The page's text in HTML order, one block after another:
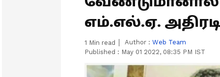
எம்.எல்.ஏ.
1 Min read Author : Web Team
Published : May 01 2022, 08:35 PM IST